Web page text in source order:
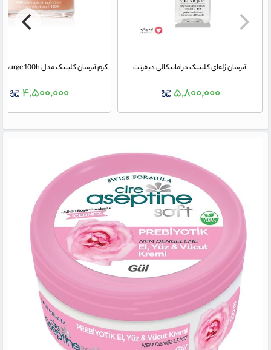
آبرسان ژله‌ای کلینیک دراماتیکالی دیفرنت
۵,۸۰۰,۰۰۰ ۴,۵۰۰,۰۰۰